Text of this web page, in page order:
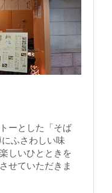
ーとした「そば
ふさわしい味
しいひとときを
せていただきま